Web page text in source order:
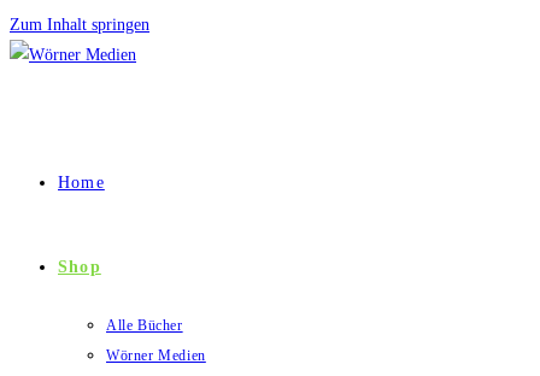
Zum Inhalt springen
Home
Shop
Alle Bücher
Wörner Medien